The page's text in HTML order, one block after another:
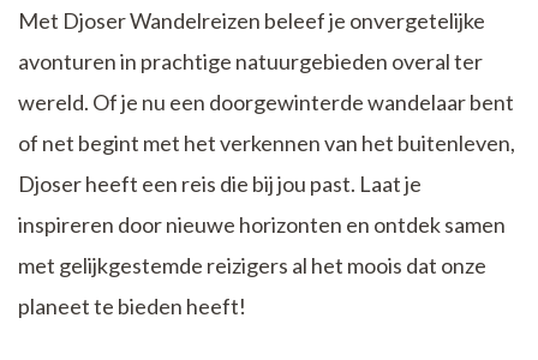
Met Djoser Wandelreizen beleef je onvergetelijke
avonturen in prachtige natuurgebieden overal ter
wereld. Of je nu een doorgewinterde wandelaar bent
of net begint met het verkennen van het buitenleven,
Djoser heeft een reis die bij jou past. Laat je
inspireren door nieuwe horizonten en ontdek samen
met gelijkgestemde reizigers al het moois dat onze
planeet te bieden heeft!